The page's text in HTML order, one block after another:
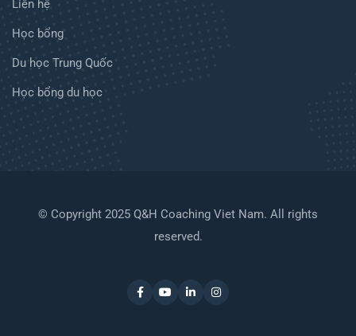
Liên hệ
Học bổng
Du học Trung Quốc
Học bổng du học
© Copyright 2025 Q&H Coaching Viet Nam. All rights
reserved.